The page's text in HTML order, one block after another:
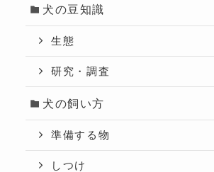
犬の豆知識
生態
研究・調査
犬の飼い方
準備する物
しつけ